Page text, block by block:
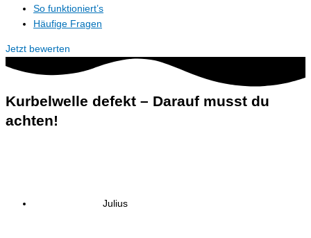
So funktioniert’s
Häufige Fragen
Jetzt bewerten
Kurbelwelle defekt – Darauf musst du
achten!
Julius